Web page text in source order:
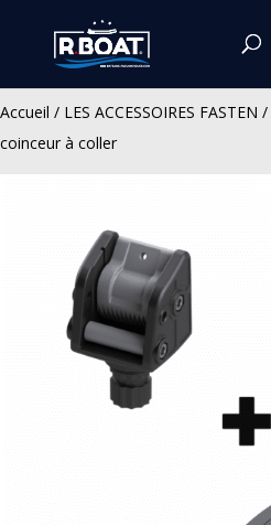
Accueil / LES ACCESSOIRES FASTEN /
coinceur à coller